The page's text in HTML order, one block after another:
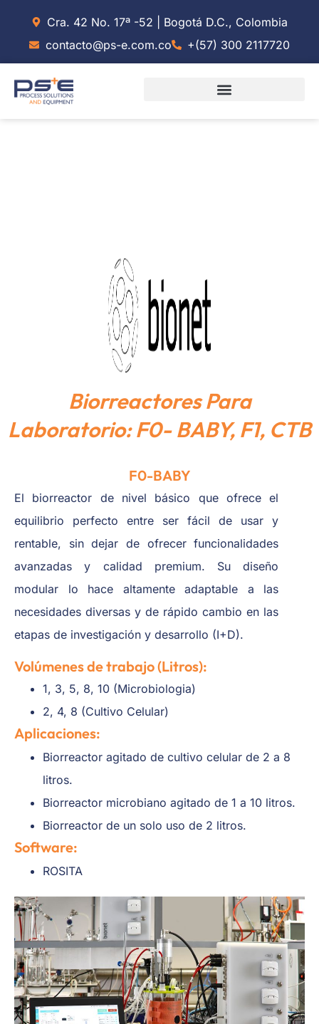
Cra. 42 No. 17ª -52 | Bogotá D.C., Colombia
contacto@ps-e.com.co
+(57) 300 2117720
Biorreactores Para
Laboratorio: F0- BABY, F1, CTB
F0-BABY
El biorreactor de nivel básico que ofrece el
equilibrio perfecto entre ser fácil de usar y
rentable, sin dejar de ofrecer funcionalidades
avanzadas y calidad premium. Su diseño
modular lo hace altamente adaptable a las
necesidades diversas y de rápido cambio en las
etapas de investigación y desarrollo (I+D).
Volúmenes de trabajo (Litros):
1, 3, 5, 8, 10 (Microbiologia)
2, 4, 8 (Cultivo Celular)
Aplicaciones:
Biorreactor agitado de cultivo celular de 2 a 8
litros.
Biorreactor microbiano agitado de 1 a 10 litros.
Biorreactor de un solo uso de 2 litros.
Software:
ROSITA